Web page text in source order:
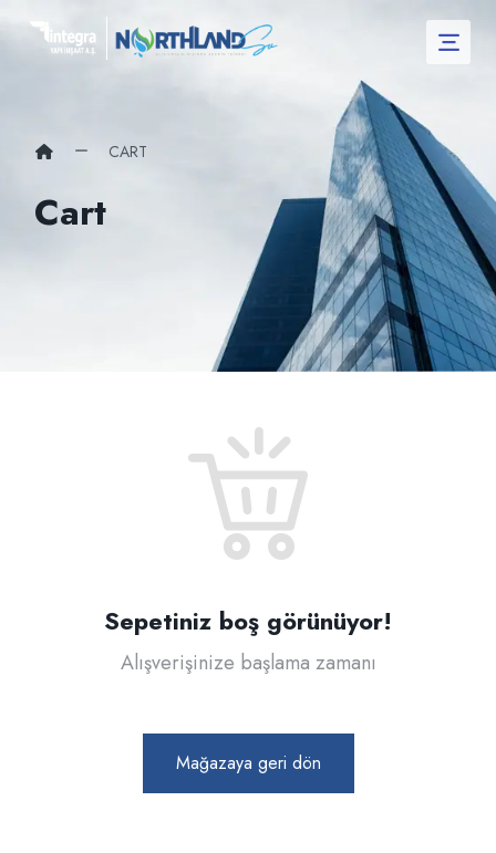
CART
Cart
Sepetiniz boş görünüyor!
Alışverişinize başlama zamanı
Mağazaya geri dön